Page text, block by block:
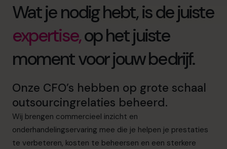
Wat je nodig hebt, is de juiste
expertise,op het juiste
moment voor jouw bedrijf.
Onze CFO’s hebben op grote schaal
outsourcingrelaties beheerd.
Wij brengen commercieel inzicht en
onderhandelingservaring mee die je helpen je prestaties
te verbeteren, kosten te beheersen en een sterkere